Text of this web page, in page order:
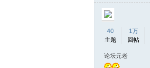
40
主题
1万
回帖
论坛元老